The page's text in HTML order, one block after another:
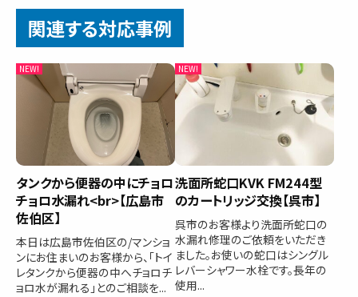
関連する対応事例
タンクから便器の中にチョロ
チョロ水漏れ<br>【広島市
佐伯区】
本日は広島市佐伯区の/マンショ
ンにお住まいのお客様から、「トイ
レタンクから便器の中へチョロチ
ョロ水が漏れる」とのご相談を...
洗面所蛇口KVK FM244型
のカートリッジ交換【呉市】
呉市のお客様より洗面所蛇口の
水漏れ修理のご依頼をいただき
ました。お使いの蛇口はシングル
レバーシャワー水栓です。長年の
使用...